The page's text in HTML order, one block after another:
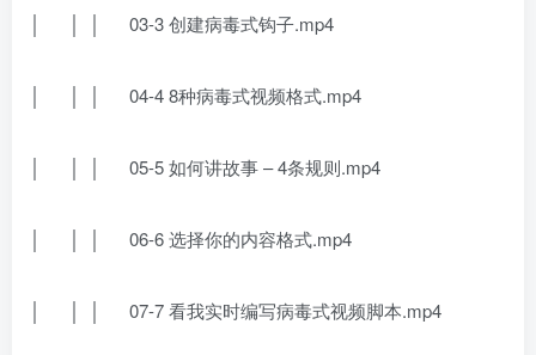
│ │ │ 03-3 创建病毒式钩子.mp4
│ │ │ 04-4 8种病毒式视频格式.mp4
│ │ │ 05-5 如何讲故事 – 4条规则.mp4
│ │ │ 06-6 选择你的内容格式.mp4
│ │ │ 07-7 看我实时编写病毒式视频脚本.mp4